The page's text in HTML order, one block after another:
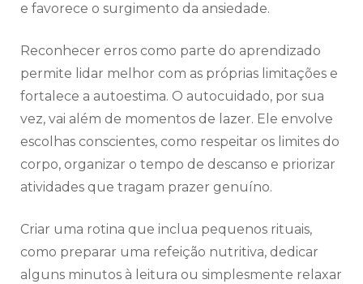
e favorece o surgimento da ansiedade.
Reconhecer erros como parte do aprendizado
permite lidar melhor com as próprias limitações e
fortalece a autoestima. O autocuidado, por sua
vez, vai além de momentos de lazer. Ele envolve
escolhas conscientes, como respeitar os limites do
corpo, organizar o tempo de descanso e priorizar
atividades que tragam prazer genuíno.
Criar uma rotina que inclua pequenos rituais,
como preparar uma refeição nutritiva, dedicar
alguns minutos à leitura ou simplesmente relaxar